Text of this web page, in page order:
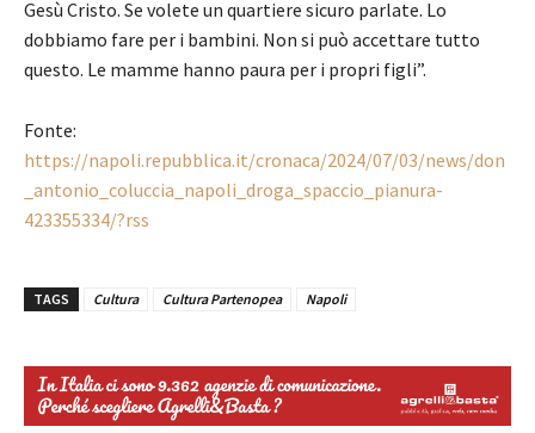
Gesù Cristo. Se volete un quartiere sicuro parlate. Lo
dobbiamo fare per i bambini. Non si può accettare tutto
questo. Le mamme hanno paura per i propri figli”.
Fonte:
https://napoli.repubblica.it/cronaca/2024/07/03/news/don
_antonio_coluccia_napoli_droga_spaccio_pianura-
423355334/?rss
TAGS Cultura Cultura Partenopea Napoli